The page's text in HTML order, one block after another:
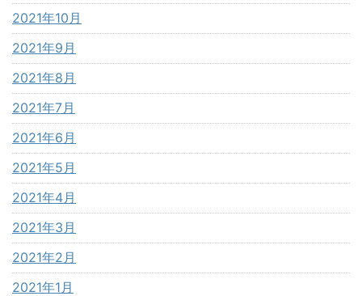
2021年10月
2021年9月
2021年8月
2021年7月
2021年6月
2021年5月
2021年4月
2021年3月
2021年2月
2021年1月